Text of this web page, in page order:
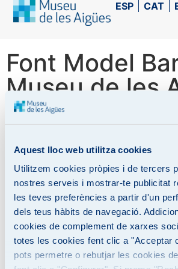
Aquest lloc web utilitza cookies
Utilitzem cookies pròpies i de tercers
nostres serveis i mostrar-te publicitat
les teves preferències a partir d'un
dels teus hàbits de navegació.
cookies de complement de xarxes
totes les cookies fent clic a "Acceptar
pots permetre o rebutjar les cookies
ESP CAT
Font Model
Museu de les